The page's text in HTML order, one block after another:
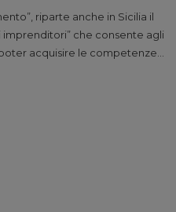
riparte anche in Sicilia il
imprenditori” che consente agli
acquisire le competenze